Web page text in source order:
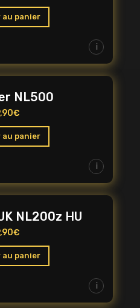
panier
i
NL500
€
panier
i
NL200z HU
€
panier
i